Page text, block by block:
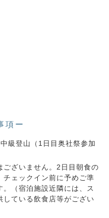
項ー
級登山（1日目奥社祭参加
ございません。2日目朝食の
ェックイン前に予めご準
（宿泊施設近隣には、ス
している飲食店等がござい